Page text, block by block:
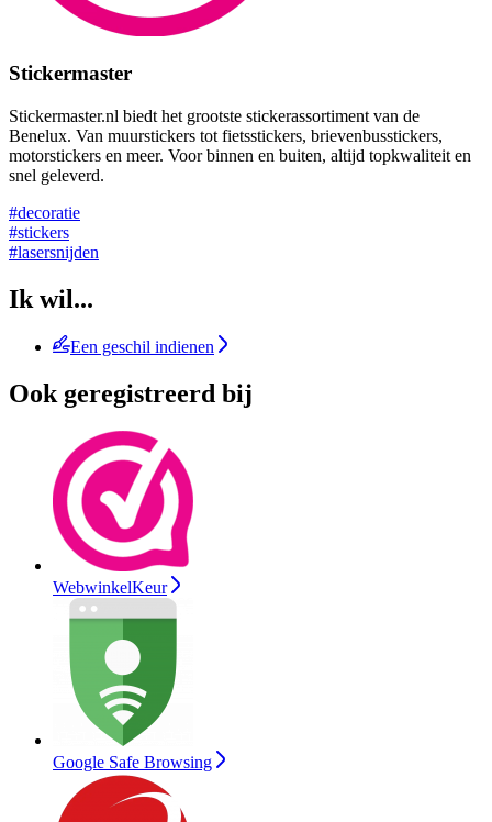
Stickermaster
Stickermaster.nl biedt het grootste stickerassortiment van de
Benelux. Van muurstickers tot fietsstickers, brievenbusstickers,
motorstickers en meer. Voor binnen en buiten, altijd topkwaliteit en
snel geleverd.
#decoratie
#stickers
#lasersnijden
Ik wil...
Een geschil indienen
Ook geregistreerd bij
WebwinkelKeur
Google Safe Browsing